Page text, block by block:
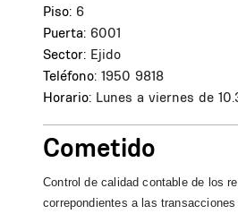
Piso: 6
Puerta: 6001
Sector: Ejido
Teléfono: 1950 9818
Horario: Lunes a viernes de
Cometido
Control de calidad contable de los
correpondientes a las